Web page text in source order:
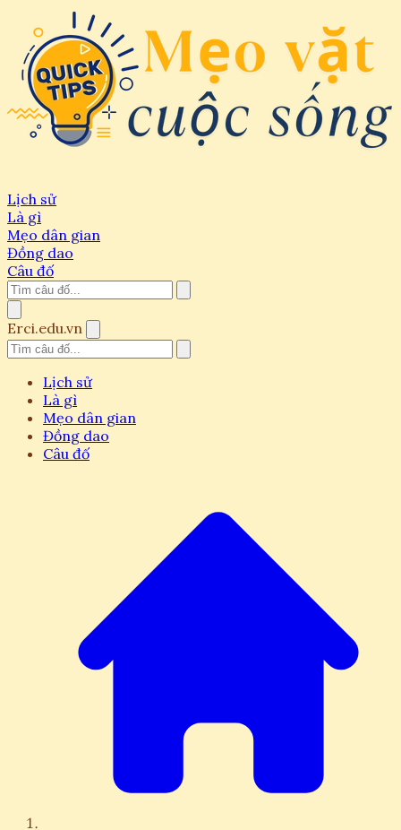
Lịch sử
Là gì
Mẹo dân gian
Đồng dao
Câu đố
Erci.edu.vn
Lịch sử
Là gì
Mẹo dân gian
Đồng dao
Câu đố